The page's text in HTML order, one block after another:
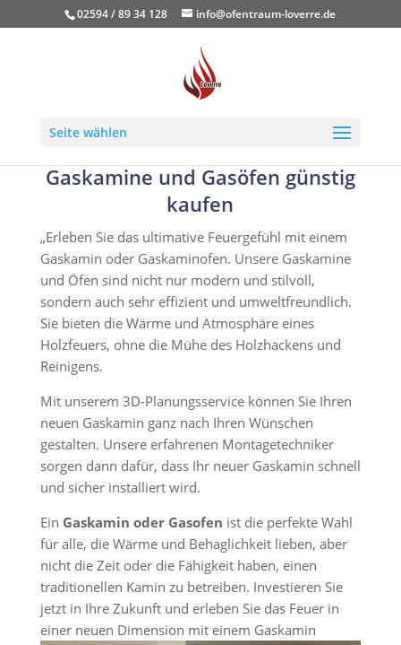
02594 / 89 34 128 info@ofentraum-loverre.de
Seite wählen
Gaskamine und Gasöfen günstig
kaufen
„Erleben Sie das ultimative Feuergefühl mit einem
Gaskamin oder Gaskaminofen. Unsere Gaskamine
und Öfen sind nicht nur modern und stilvoll,
sondern auch sehr effizient und umweltfreundlich.
Sie bieten die Wärme und Atmosphäre eines
Holzfeuers, ohne die Mühe des Holzhackens und
Reinigens.
Mit unserem 3D-Planungsservice können Sie Ihren
neuen Gaskamin ganz nach Ihren Wünschen
gestalten. Unsere erfahrenen Montagetechniker
sorgen dann dafür, dass Ihr neuer Gaskamin schnell
und sicher installiert wird.
Ein Gaskamin oder Gasofen ist die perfekte Wahl
für alle, die Wärme und Behaglichkeit lieben, aber
nicht die Zeit oder die Fähigkeit haben, einen
traditionellen Kamin zu betreiben. Investieren Sie
jetzt in Ihre Zukunft und erleben Sie das Feuer in
einer neuen Dimension mit einem Gaskamin